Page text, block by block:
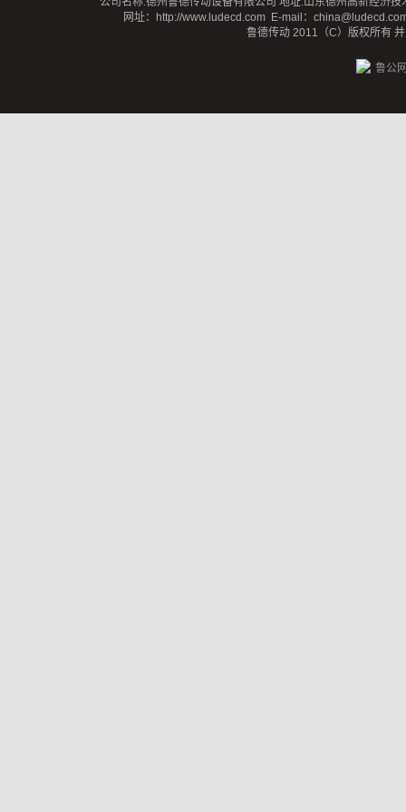
网址：
http://www.ludecd.comE-mail：
鲁德传动 2011（C）版权所有
鲁公